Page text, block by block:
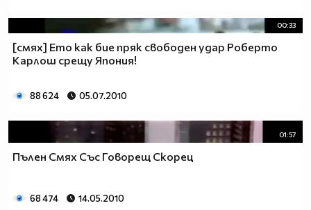
00:33
[смях] Ето как бие пряк свободен удар Роберто
Карлош срещу Япония!
88 624 05.07.2010
01:57
Пълен Смях Със Говорещ Скорец
68 474 14.05.2010